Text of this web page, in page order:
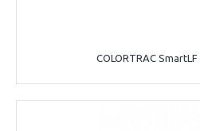
COLORTRAC